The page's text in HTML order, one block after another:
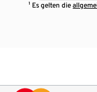
¹ Es gelten die